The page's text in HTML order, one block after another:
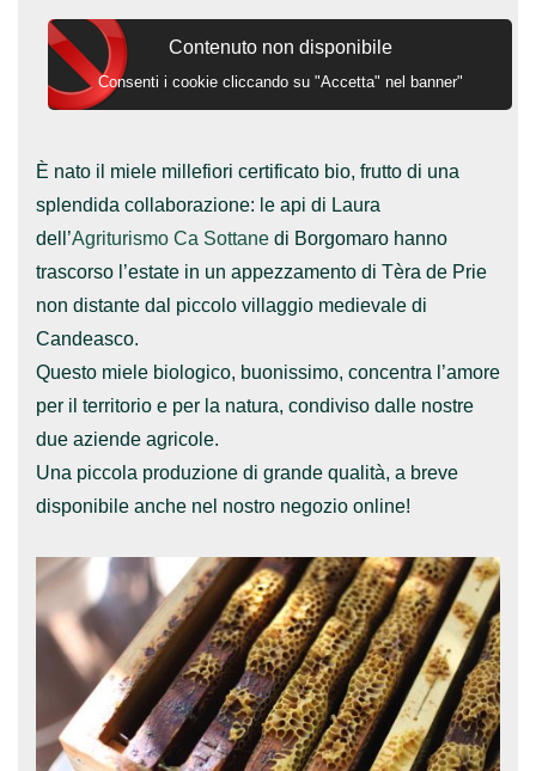
Contenuto non disponibile
Consenti i cookie cliccando su "Accetta" nel banner"
È nato il miele millefiori certificato bio, frutto di una
splendida collaborazione: le api di Laura
dell’Agriturismo Ca Sottane di Borgomaro hanno
trascorso l’estate in un appezzamento di Tèra de Prie
non distante dal piccolo villaggio medievale di
Candeasco.
Questo miele biologico, buonissimo, concentra l’amore
per il territorio e per la natura, condiviso dalle nostre
due aziende agricole.
Una piccola produzione di grande qualità, a breve
disponibile anche nel nostro negozio online!